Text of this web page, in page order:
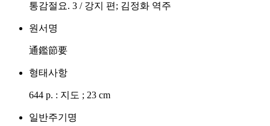
통감절요. 3 / 강지 편; 김정화 역주
원서명
通鑑節要
형태사항
644 p. : 지도 ; 23 cm
일반주기명